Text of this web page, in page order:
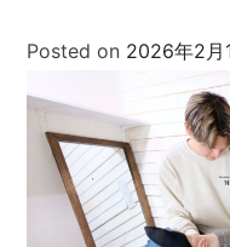
Posted on 2026年2月